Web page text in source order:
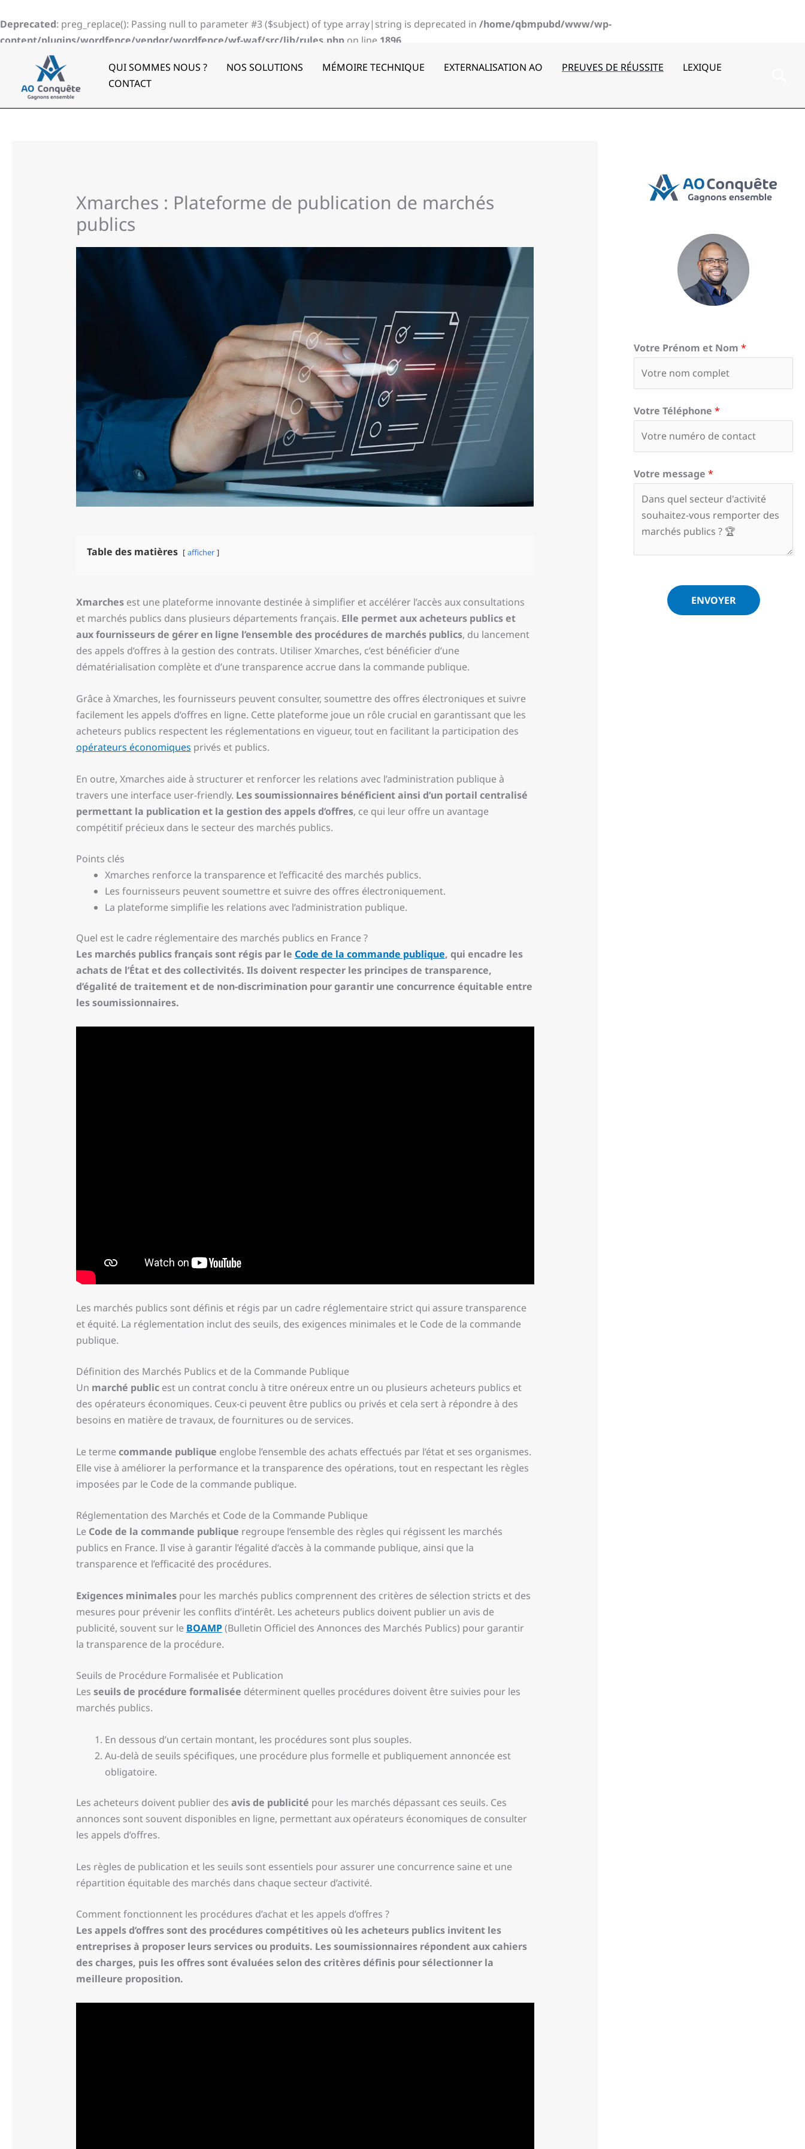
Deprecated: preg_replace(): Passing null to parameter #3 ($subject) of type array|string is deprecated in /home/qbmpubd/www/wp-
content/plugins/wordfence/vendor/wordfence/wf-waf/src/lib/rules.php on line 1896
au
contenu
QUI SOMMES NOUS ? NOS SOLUTIONS MÉMOIRE TECHNIQUE EXTERNALISATION AO PREUVES DE RÉUSSITE
LEXIQUE
CONTACT
Xmarches : Plateforme de publication de marchés
publics
Table des matières afficher
Xmarchesest une plateforme innovante destinée à simplifier et accélérer l’accès aux consultations
et marchés publics dans plusieurs départements français. Elle permet aux acheteurs publics et
aux fournisseurs de gérer en ligne l’ensemble des procédures de marchés publics, du lancement
des appels d’offres à la gestion des contrats. Utiliser Xmarches, c’est bénéficier d’une
dématérialisation complète et d’une transparence accrue dans la commande publique.
Grâce à Xmarches, les fournisseurs peuvent consulter, soumettre des offres électroniques et suivre
facilement les appels d’offres en ligne. Cette plateforme joue un rôle crucial en garantissant que les
acheteurs publics respectent les réglementations en vigueur, tout en facilitant la participation des
opérateurs économiques privés et publics.
En outre, Xmarches aide à structurer et renforcer les relations avec l’administration publique à
travers une interface user-friendly. Les soumissionnaires bénéficient ainsi d’un portail centralisé
permettant la publication et la gestion des appels d’offres, ce qui leur offre un avantage
compétitif précieux dans le secteur des marchés publics.
Points clés
Xmarches renforce la transparence et l’efficacité des marchés publics.
Les fournisseurs peuvent soumettre et suivre des offres électroniquement.
La plateforme simplifie les relations avec l’administration publique.
Quel est le cadre réglementaire des marchés publics en France ?
Les marchés publics français sont régis par le Code de la commande publique, qui encadre les
achats de l’État et des collectivités. Ils doivent respecter les principes de transparence,
d’égalité de traitement et de non-discrimination pour garantir une concurrence équitable entre
les soumissionnaires.
Les marchés publics sont définis et régis par un cadre réglementaire strict qui assure transparence
et équité. La réglementation inclut des seuils, des exigences minimales et le Code de la commande
publique.
Définition des Marchés Publics et de la Commande Publique
Un marché publicest un contrat conclu à titre onéreux entre un ou plusieurs acheteurs publics et
des opérateurs économiques. Ceux-ci peuvent être publics ou privés et cela sert à répondre à des
besoins en matière de travaux, de fournitures ou de services.
Le termecommande publique englobe l’ensemble des achats effectués par l’état et ses organismes.
Elle vise à améliorer la performance et la transparence des opérations, tout en respectant les règles
imposées par le Code de la commande publique.
Réglementation des Marchés et Code de la Commande Publique
Le Code de la commande publique regroupe l’ensemble des règles qui régissent les marchés
publics en France. Il vise à garantir l’égalité d’accès à la commande publique, ainsi que la
transparence et l’efficacité des procédures.
Exigences minimalespour les marchés publics comprennent des critères de sélection stricts et des
mesures pour prévenir les conflits d’intérêt. Les acheteurs publics doivent publier un avis de
publicité, souvent sur le BOAMP(Bulletin Officiel des Annonces des Marchés Publics) pour garantir
la transparence de la procédure.
Seuils de Procédure Formalisée et Publication
Les seuils de procédure formalisée déterminent quelles procédures doivent être suivies pour les
marchés publics.
En dessous d’un certain montant, les procédures sont plus souples.
Au-delà de seuils spécifiques, une procédure plus formelle et publiquement annoncée est
obligatoire.
Les acheteurs doivent publier des avis de publicité pour les marchés dépassant ces seuils. Ces
annonces sont souvent disponibles en ligne, permettant aux opérateurs économiques de consulter
les appels d’offres.
Les règles de publication et les seuils sont essentiels pour assurer une concurrence saine et une
répartition équitable des marchés dans chaque secteur d’activité.
Comment fonctionnent les procédures d’achat et les appels d’offres ?
Les appels d’offres sont des procédures compétitives où les acheteurs publics invitent les
entreprises à proposer leurs services ou produits. Les soumissionnaires répondent aux cahiers
des charges, puis les offres sont évaluées selon des critères définis pour sélectionner la
meilleure proposition.
Votre Prénom et Nom *
Votre Téléphone *
Votre message *
ENVOYER